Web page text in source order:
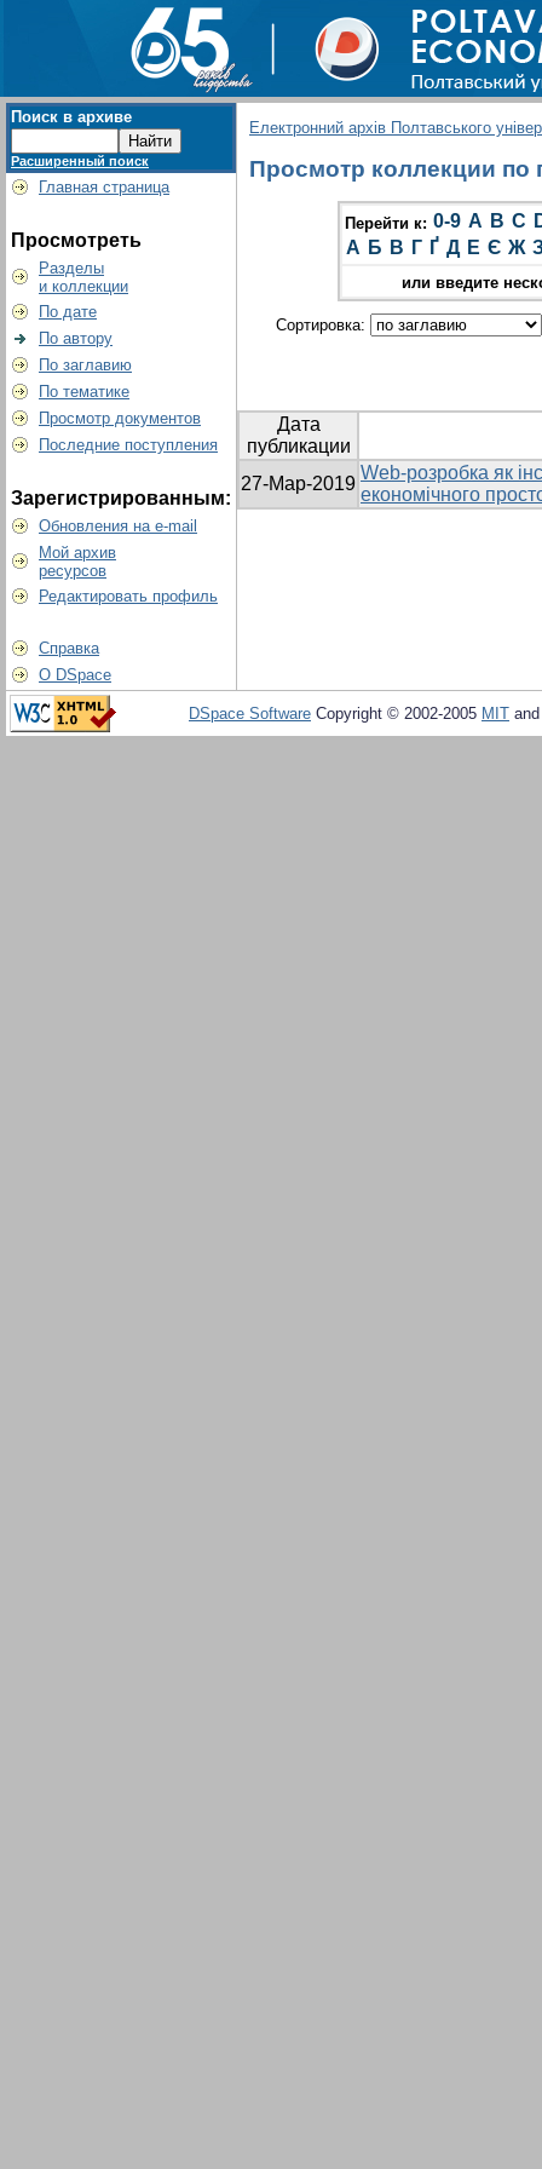
Поиск в архиве
Расширенный поиск
Главная страница
Просмотреть
Разделы
и коллекции
По дате
По автору
По заглавию
По тематике
Просмотр документов
Последние поступления
Зарегистрированным:
Обновления на e-mail
Мой архив
ресурсов
Редактировать профиль
Справка
О DSpace
Електронний архів Полтавського
Просмотр коллекции по
Перейти к: 0-9 A B C
А Б В Г Ґ Д Е Є Ж
или введите
Сортировка:
Дата
публикации
27-Мар-2019
Web-розробка як
економічного
DSpace Software Copyright © 2002-2005 MIT